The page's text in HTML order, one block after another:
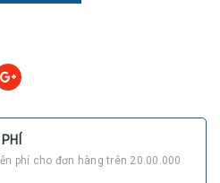
phí cho đơn hàng trên 20.00.000